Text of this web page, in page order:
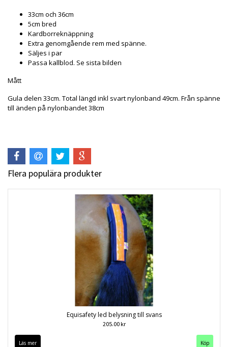
33cm och 36cm
5cm bred
Kardborreknäppning
Extra genomgående rem med spänne.
Säljes i par
Passa kallblod. Se sista bilden
Mått
Gula delen 33cm. Total längd inkl svart nylonband 49cm. Från spänne
till änden på nylonbandet 38cm
Flera populära produkter
Equisafety led belysning till svans
205.00 kr
Läs mer